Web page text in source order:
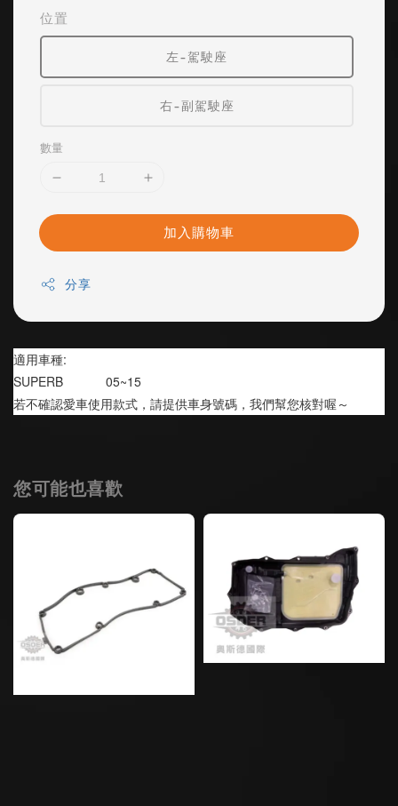
位置
左-駕駛座
右-副駕駛座
數量
加入購物車
分享
適用車種:
SUPERB            05~15
若不確認愛車使用款式，請提供車身號碼，我們幫您核對喔～
您可能也喜歡